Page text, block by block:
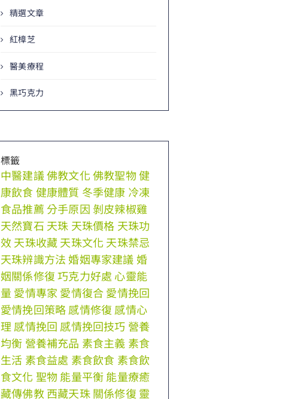
精選文章
紅樟芝
醫美療程
黑巧克力
標籤
中醫建議佛教文化佛教聖物健
康飲食 健康體質 冬季健康 冷凍
食品推薦分手原因剝皮辣椒雞
天然寶石 天珠 天珠價格 天珠功
效天珠收藏天珠文化 天珠禁忌
天珠辨識方法 婚姻專家建議婚
姻關係修復 巧克力好處 心靈能
量 愛情專家愛情復合愛情挽回
愛情挽回策略感情修復 感情心
理感情挽回 感情挽回技巧 營養
均衡 營養補充品 素食主義 素食
生活 素食益處 素食飲食 素食飲
食文化 聖物能量平衡能量療癒
藏傳佛教西藏天珠關係修復 靈